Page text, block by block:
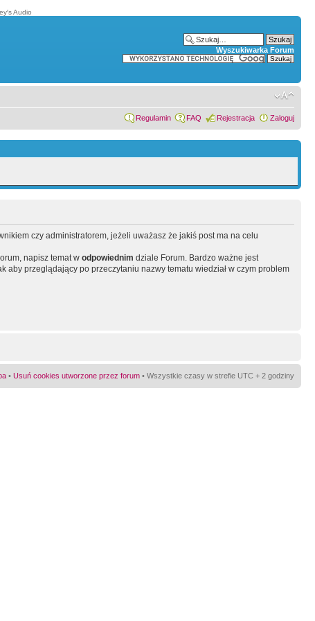
Audio
Wyszukiwarka Forum
Regulamin FAQ Rejestracja Zaloguj
czy administratorem, jeżeli uważasz że jakiś post ma na celu
napisz temat w odpowiednim dziale Forum. Bardzo ważne jest
przeglądający po przeczytaniu nazwy tematu wiedział w czym problem
• Usuń cookies utworzone przez forum • Wszystkie czasy w strefie UTC + 2 godziny